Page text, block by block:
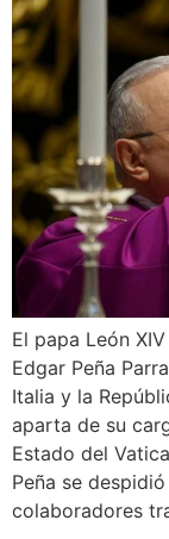
El papa León
Edgar Peña
Italia y la
aparta de su
Estado del
Peña se
colaboradores